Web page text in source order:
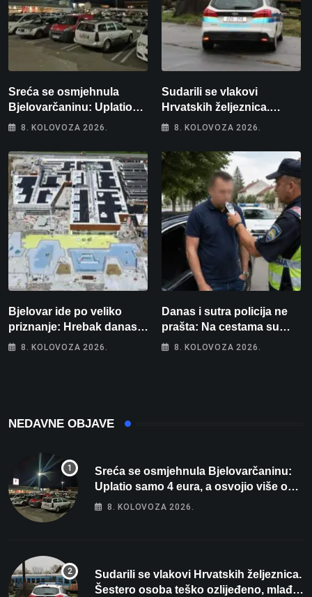
Sreća se osmjehnula
Bjelovarčaninu: Uplatio
samo 4 eura, a osvojio
8. KOLOVOZA 2026.
Sudarili se vlakovi
Hrvatskih željeznica.
Šestero osoba teško
intenzivnoj
8. KOLOVOZA 2026.
Bjelovar ide po veliko
priznanje: Hrebak danas u
Parizu predstavlja
8. KOLOVOZA 2026.
Danas i sutra policija ne
prašta: Na cestama su
posebno na meti ovi
8. KOLOVOZA 2026.
NEDAVNE OBJAVE
Sreća se osmjehnula Bjelovarčaninu:
Uplatio samo 4 eura, a osvojio više od
80 tisuća eura
8. KOLOVOZA 2026.
Sudarili se vlakovi Hrvatskih željeznica.
Šestero osoba teško ozlijeđeno, mlađa